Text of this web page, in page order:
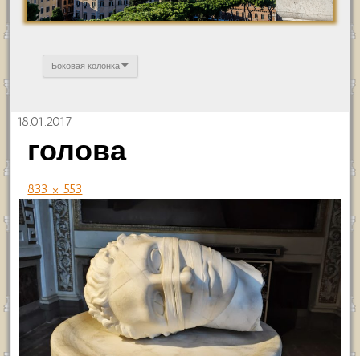
Боковая колонка
18.01.2017
голова
833 × 553